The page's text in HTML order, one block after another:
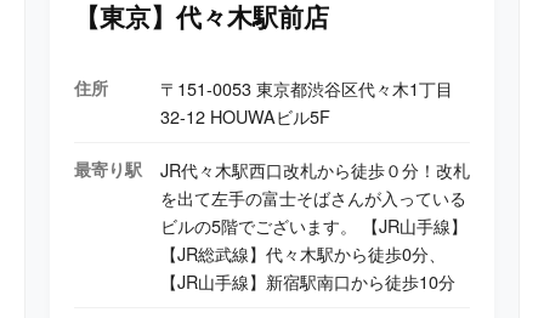
【東京】代々木駅前店
住所
〒151-0053 東京都渋谷区代々木1丁目
32-12 HOUWAビル5F
最寄り駅
JR代々木駅西口改札から徒歩０分！改札
を出て左手の富士そばさんが入っている
ビルの5階でございます。 【JR山手線】
【JR総武線】代々木駅から徒歩0分、
【JR山手線】新宿駅南口から徒歩10分